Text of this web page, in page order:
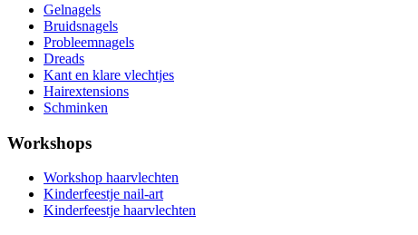
Gelnagels
Bruidsnagels
Probleemnagels
Dreads
Kant en klare vlechtjes
Hairextensions
Schminken
Workshops
Workshop haarvlechten
Kinderfeestje nail-art
Kinderfeestje haarvlechten